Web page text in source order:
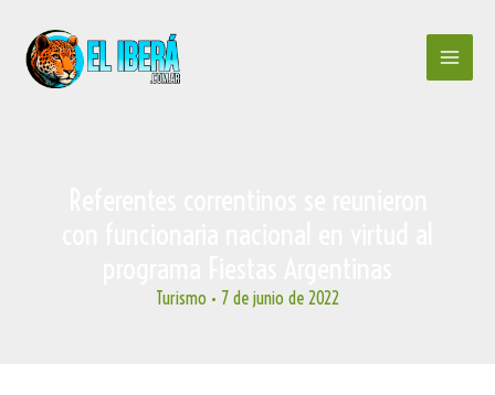
contenido
Turismo • 7 de junio de 2022